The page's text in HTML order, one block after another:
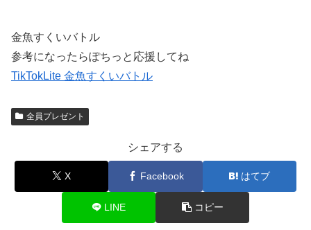
金魚すくいバトル
参考になったらぽちっと応援してね
TikTokLite 金魚すくいバトル
全員プレゼント
シェアする
X Facebook はてブ
LINE コピー